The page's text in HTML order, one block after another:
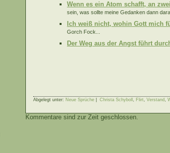
Wenn es ein Atom schafft, an
sein, was sollte meine Gedanken dann
Ich weiß nicht, wohin Gott mich
Gorch Fock...
Der Weg aus der Angst führt
Abgelegt unter: Neue Sprüche Christa Schyboll , Flirt, Verstand,
Kommentare sind zur Zeit geschlossen.